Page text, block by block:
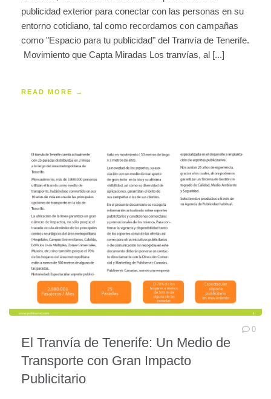
publicidad exterior para conectar con las personas en su
entorno cotidiano, tal como recordamos con campañas
como "Espacio para tu publicidad" del Tranvía de Tenerife.
Movimiento que Capta Miradas Los tranvías, al [...]
READ MORE →
El Tranvía de Tenerife: Un Medio de
Transporte con Gran Impacto
Publicitario
0